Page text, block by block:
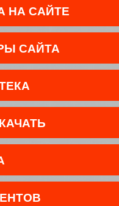
НА САЙТЕ
САЙТА